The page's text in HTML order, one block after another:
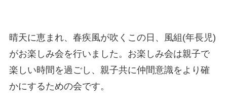
晴天に恵まれ、春疾風が吹くこの日、風組(年長児)
がお楽しみ会を行いました。お楽しみ会は親子で
楽しい時間を過ごし、親子共に仲間意識をより確
かにするための会です。